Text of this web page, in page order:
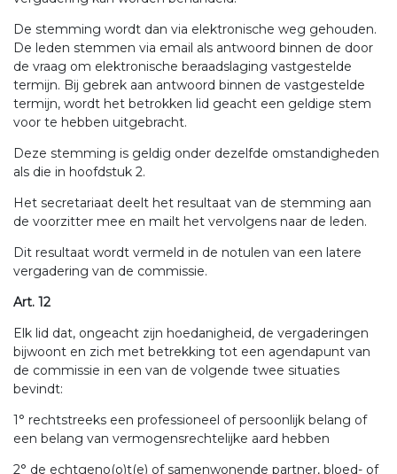
De stemming wordt dan via elektronische weg gehouden.
De leden stemmen via email als antwoord binnen de door
de vraag om elektronische beraadslaging vastgestelde
termijn. Bij gebrek aan antwoord binnen de vastgestelde
termijn, wordt het betrokken lid geacht een geldige stem
voor te hebben uitgebracht.
Deze stemming is geldig onder dezelfde omstandigheden
als die in hoofdstuk 2.
Het secretariaat deelt het resultaat van de stemming aan
de voorzitter mee en mailt het vervolgens naar de leden.
Dit resultaat wordt vermeld in de notulen van een latere
vergadering van de commissie.
Art. 12
Elk lid dat, ongeacht zijn hoedanigheid, de vergaderingen
bijwoont en zich met betrekking tot een agendapunt van
de commissie in een van de volgende twee situaties
bevindt:
1° rechtstreeks een professioneel of persoonlijk belang of
een belang van vermogensrechtelijke aard hebben
2° de echtgeno(o)t(e) of samenwonende partner, bloed- of